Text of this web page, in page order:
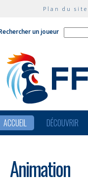
Plan du site
un joueur
ACCUEIL DÉCOUVRIR
Animation